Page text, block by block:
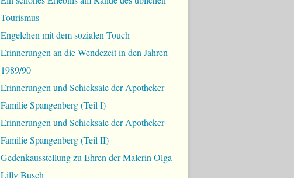
Tourismus
Engelchen mit dem sozialen Touch
Erinnerungen an die Wendezeit in den Jahren
1989/90
Erinnerungen und Schicksale der Apotheker-
Familie Spangenberg (Teil I)
Erinnerungen und Schicksale der Apotheker-
Familie Spangenberg (Teil II)
Gedenkausstellung zu Ehren der Malerin Olga
Lilly Busch